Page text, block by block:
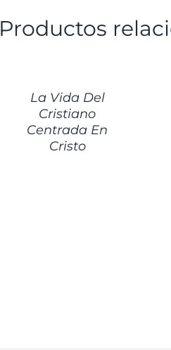
Productos
La Vida Del
Cristiano
Centrada En
Cristo